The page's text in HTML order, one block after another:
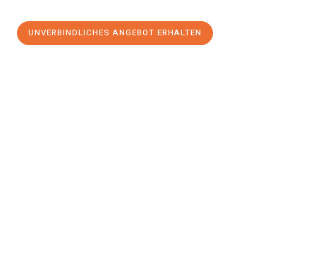
UNVERBINDLICHES ANGEBOT ERHALTEN